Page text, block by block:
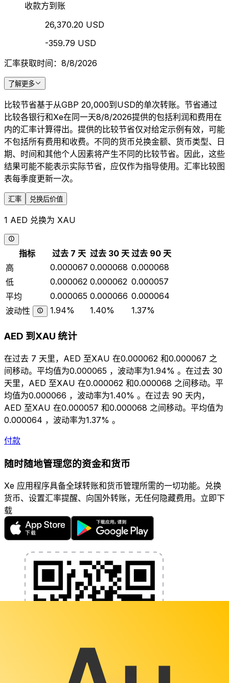
收款方到账
26,370.20 USD
-359.79 USD
汇率获取时间：8/8/2026
了解更多
比较节省基于从GBP 20,000到USD的单次转账。节省通过
比较各银行和Xe在同一天8/8/2026提供的包括利润和费用在
内的汇率计算得出。提供的比较节省仅对给定示例有效，可能
不包括所有费用和收费。不同的货币兑换金额、货币类型、日
期、时间和其他个人因素将产生不同的比较节省。因此，这些
结果可能不能表示实际节省，应仅作为指导使用。汇率比较图
表每季度更新一次。
汇率 兑换后价值
1 AED 兑换为 XAU
指标 过去 7 天 过去 30 天 过去 90 天
高
0.000067 0.000068 0.000068
低
0.000062 0.000062 0.000057
平均
0.000065 0.000066 0.000064
波动性
1.94% 1.40% 1.37%
AED 到XAU 统计
在过去 7 天里，AED 至XAU 在0.000062 和0.000067 之
间移动。平均值为0.000065 ，波动率为1.94% 。在过去 30
天里，AED 至XAU 在0.000062 和0.000068 之间移动。平
均值为0.000066 ，波动率为1.40% 。在过去 90 天内，
AED 至XAU 在0.000057 和0.000068 之间移动。平均值为
0.000064 ，波动率为1.37% 。
付款
随时随地管理您的资金和货币
Xe 应用程序具备全球转账和货币管理所需的一切功能。兑换
货币、设置汇率提醒、向国外转账，无任何隐藏费用。立即下
载